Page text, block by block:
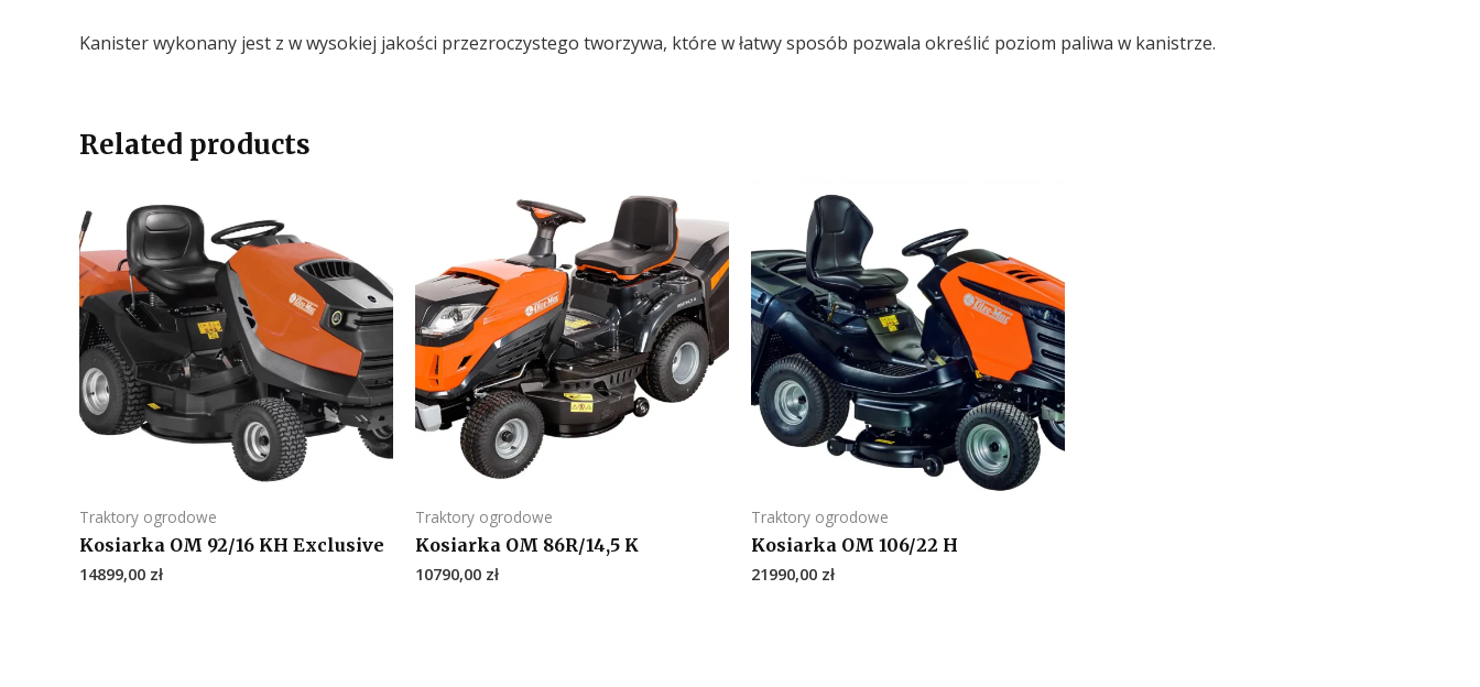
Kanister wykonany jest z w wysokiej jakości przezroczystego tworzywa, które w łatwy sposób pozwala określić poziom paliwa w kanistrze.
Related products
Traktory ogrodowe
Kosiarka OM 92/16 KH Exclusive
14899,00 zł
Traktory ogrodowe
Kosiarka OM 86R/14,5 K
10790,00 zł
Traktory ogrodowe
Kosiarka OM 106/22 H
21990,00 zł